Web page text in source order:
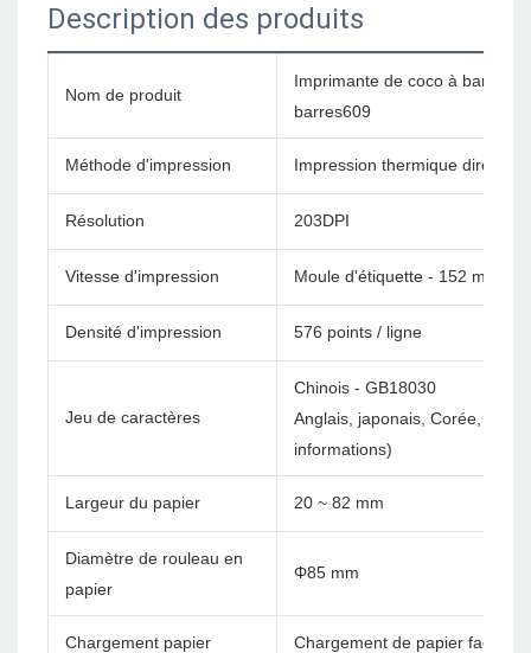
Description des produits
Nom de produit
Imprimante de coco à barres
barres609
Méthode d'impression Impression thermique directe
Résolution 203DPI
Vitesse d'impression Moule d'étiquette - 152 mm /
Densité d'impression 576 points / ligne
Jeu de caractères
Chinois - GB18030
Anglais, japonais, Corée, etc.
informations)
Largeur du papier 20 ~ 82 mm
Diamètre de rouleau en
papier
Φ85 mm
Chargement papier Chargement de papier facile